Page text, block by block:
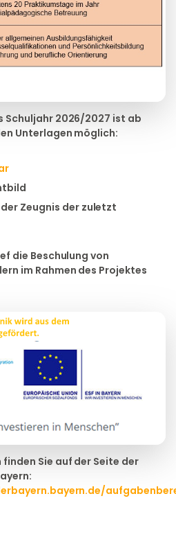
Schuljahr 2026/2027 ist ab
Unterlagen möglich:
Zeugnis der zuletzt
die Beschulung von
im Rahmen des Projektes
Sie auf der Seite der